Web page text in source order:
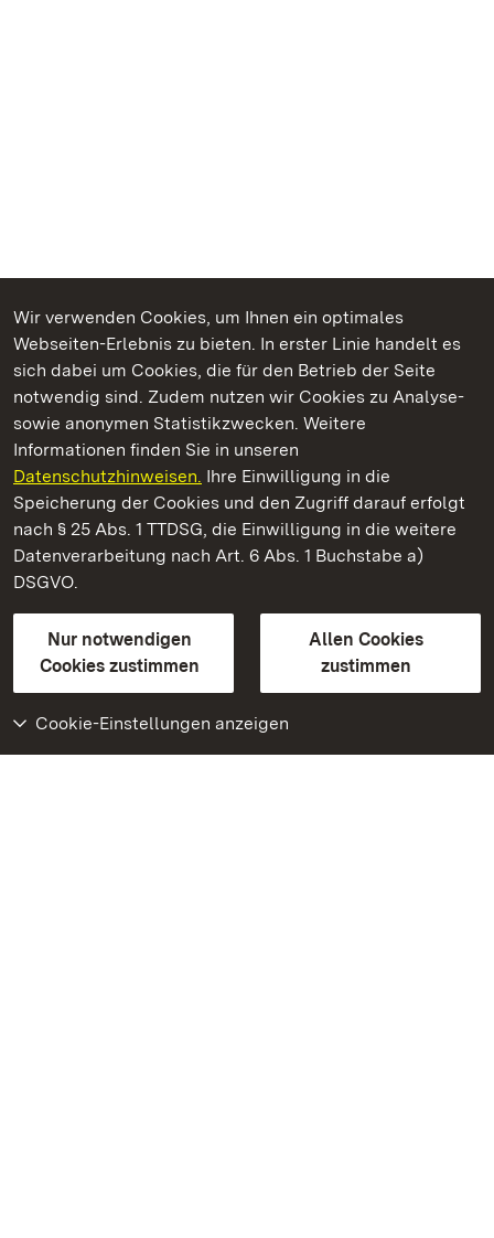
Wir verwenden Cookies, um Ihnen ein optimales
Webseiten-Erlebnis zu bieten. In erster Linie handelt es
sich dabei um Cookies, die für den Betrieb der Seite
notwendig sind. Zudem nutzen wir Cookies zu Analyse-
sowie anonymen Statistikzwecken. Weitere
Informationen finden Sie in unseren
Datenschutzhinweisen. Ihre Einwilligung in die
Speicherung der Cookies und den Zugriff darauf erfolgt
nach § 25 Abs. 1 TTDSG, die Einwilligung in die weitere
Datenverarbeitung nach Art. 6 Abs. 1 Buchstabe a)
DSGVO.
Nur notwendigen
Cookies zustimmen
Allen Cookies
zustimmen
Cookie-Einstellungen anzeigen
Kommen. Staunen. Genießen.
Staatliche Schlösser und Gärten Baden‑Württemberg
Staatliche Schlösser und Gärten Baden-Württemberg
Kontakt
GebärdenspracheLeichte Sprache
Erklärung zur Barrierefreiheit
BITV-konform (geprüfte Seiten)
Weiteres